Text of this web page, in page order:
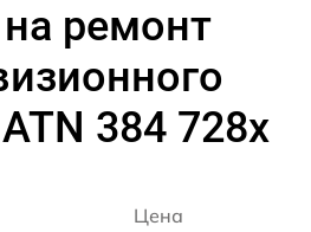
ремонт
384 728x
Цена